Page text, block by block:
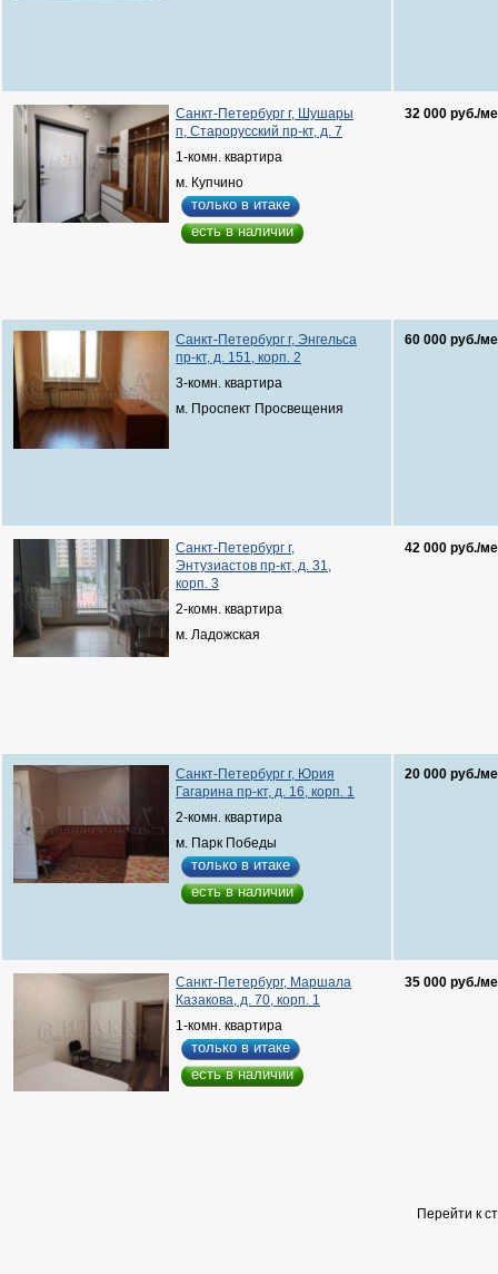
Санкт-Петербург г, Шушары
п, Старорусский пр-кт, д. 7
1-комн. квартира
м. Купчино
только в итаке
есть в наличии
32 000 руб./
Санкт-Петербург г, Энгельса
пр-кт, д. 151, корп. 2
3-комн. квартира
м. Проспект Просвещения
60 000 руб./
Санкт-Петербург г,
Энтузиастов пр-кт, д. 31,
корп. 3
2-комн. квартира
м. Ладожская
42 000 руб./
Санкт-Петербург г, Юрия
Гагарина пр-кт, д. 16, корп. 1
2-комн. квартира
м. Парк Победы
только в итаке
есть в наличии
20 000 руб./
Санкт-Петербург, Маршала
Казакова, д. 70, корп. 1
1-комн. квартира
только в итаке
есть в наличии
35 000 руб./
Перейти к